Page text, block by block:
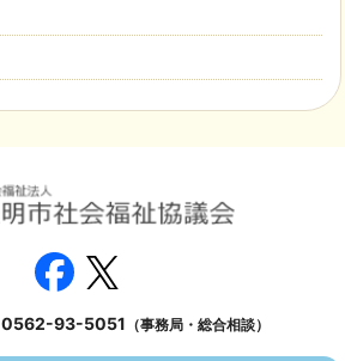
0562-93-5051 （事務局・総合相談）